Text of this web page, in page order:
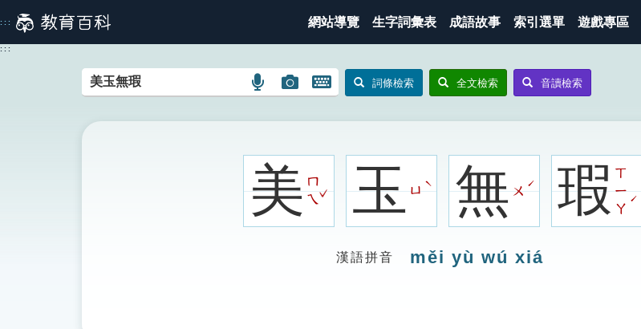
到
主
::: 網站導覽 生字詞彙表 成語故事 索引選單 遊戲專區
:::
語
搜
圖
示
圖
搜
圖
示
開
鍵
圖
詞條檢索 全文檢索 音讀檢索
美ㄇ
ㄟ
ˇ 玉ㄩ
ˋ 無ㄨ
ˊ 瑕ㄒ
ㄧ
ㄚ
ˊ
漢語拼音 měi yù wú xiá